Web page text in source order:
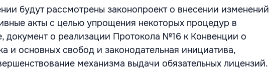
будут рассмотрены законопроект о внесении изменений
акты с целью упрощения некоторых процедур в
документ о реализации Протокола №16 к Конвенции о
и основных свобод и законодательная инициатива,
механизма выдачи обязательных лицензий.